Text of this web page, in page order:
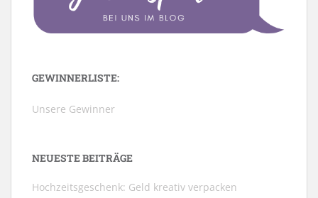
GEWINNERLISTE:
Unsere Gewinner
NEUESTE BEITRÄGE
Hochzeitsgeschenk: Geld kreativ verpacken